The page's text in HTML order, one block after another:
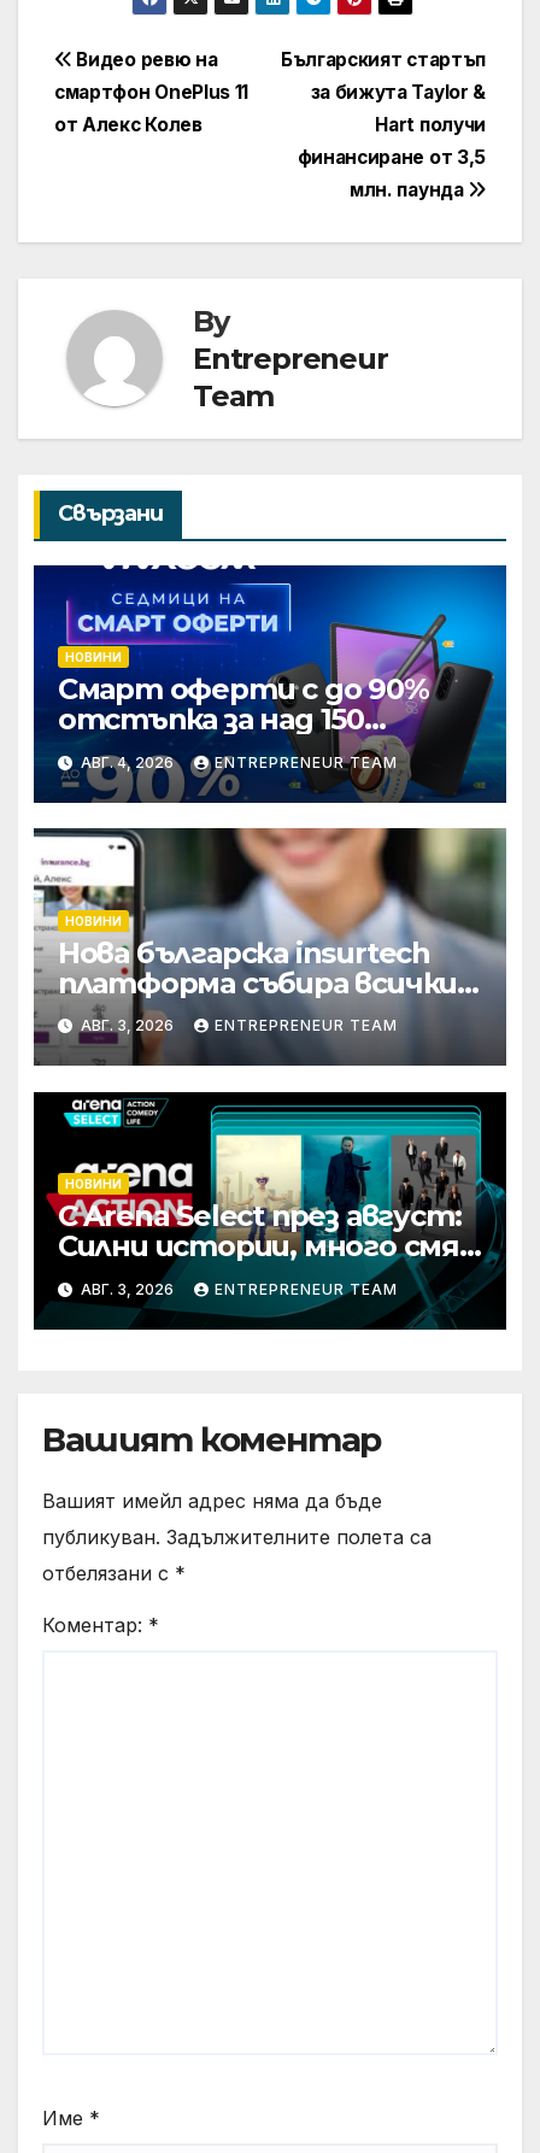
Навигация
Българският стартъп
за бижута Taylor &
Hart получи
финансиране от 3,5
млн. паунда
Видео ревю на
смартфон OnePlus 11
от Алекс Колев
By
Entrepreneur
Team
Свързани
НОВИНИ
Смарт оферти с до 90%
отстъпка за над 150
устройства от Vivacom
през август
АВГ. 4, 2026 ENTREPRENEUR TEAM
НОВИНИ
Нова българска insurtech
платформа събира всички
застраховки на едно място
АВГ. 3, 2026 ENTREPRENEUR TEAM
НОВИНИ
С Arena Select през август:
Силни истории, много смях
и срещи с необикновени
герои
АВГ. 3, 2026 ENTREPRENEUR TEAM
Вашият коментар
Вашият имейл адрес няма да бъде
публикуван. Задължителните полета са
отбелязани с *
Коментар: *
Име *